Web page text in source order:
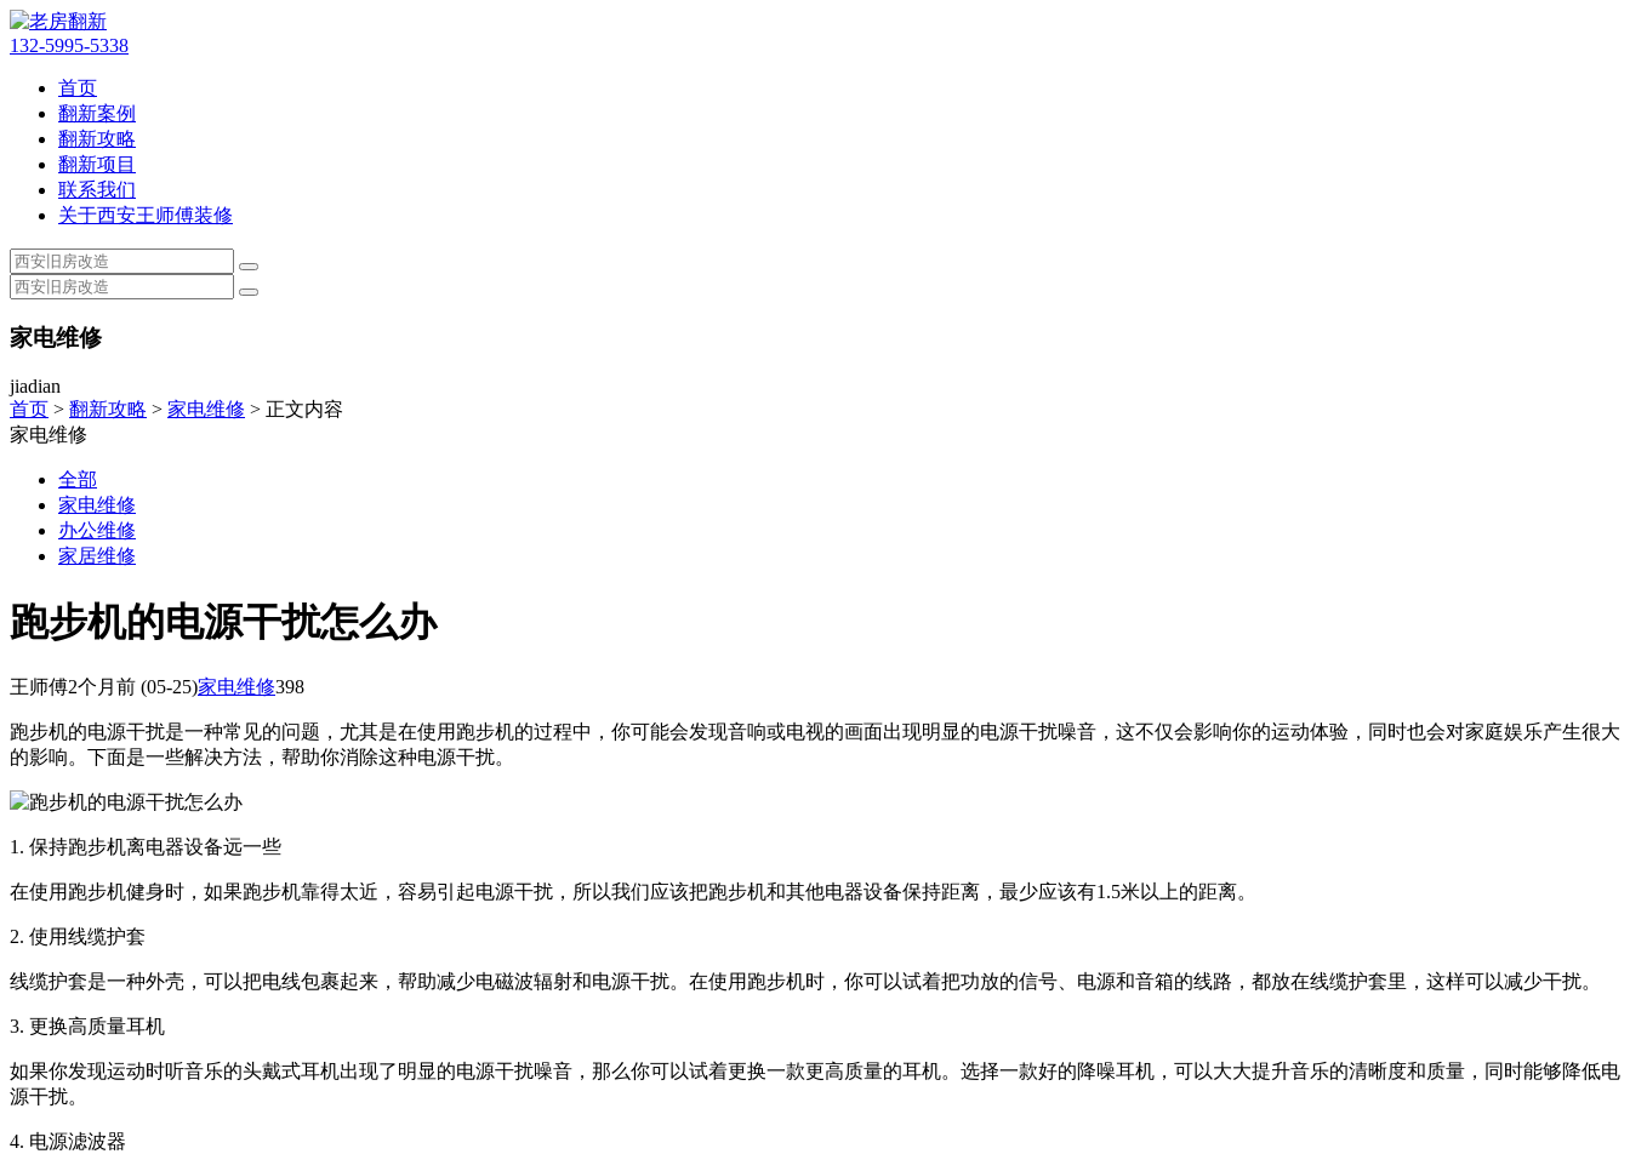
132-5995-5338
首页
翻新案例
翻新攻略
翻新项目
联系我们
关于西安王师傅装修
家电维修
jiadian
首页 > 翻新攻略 > 家电维修 > 正文内容
家电维修
全部
家电维修
办公维修
家居维修
跑步机的电源干扰怎么办
王师傅2个月前 (05-25)家电维修398
跑步机的电源干扰是一种常见的问题，尤其是在使用跑步机的过程中，你可能会发现音响或电视的画面出现明显的电源干扰噪音，这不仅会影响你的运动体验，同时也会对家庭娱乐产生很大
的影响。下面是一些解决方法，帮助你消除这种电源干扰。
1. 保持跑步机离电器设备远一些
在使用跑步机健身时，如果跑步机靠得太近，容易引起电源干扰，所以我们应该把跑步机和其他电器设备保持距离，最少应该有1.5米以上的距离。
2. 使用线缆护套
线缆护套是一种外壳，可以把电线包裹起来，帮助减少电磁波辐射和电源干扰。在使用跑步机时，你可以试着把功放的信号、电源和音箱的线路，都放在线缆护套里，这样可以减少干扰。
3. 更换高质量耳机
如果你发现运动时听音乐的头戴式耳机出现了明显的电源干扰噪音，那么你可以试着更换一款更高质量的耳机。选择一款好的降噪耳机，可以大大提升音乐的清晰度和质量，同时能够降低电
源干扰。
4. 电源滤波器